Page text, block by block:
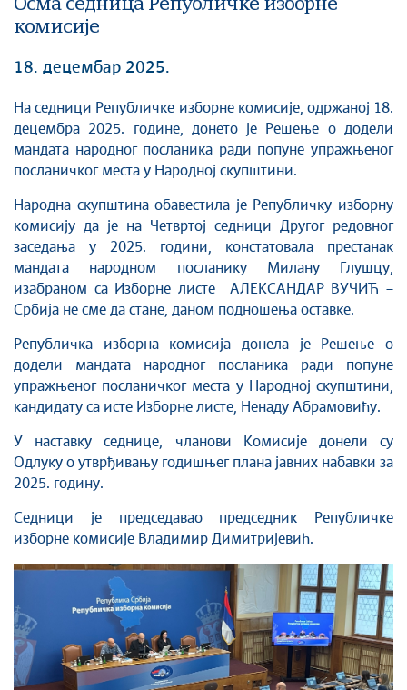
Осма седница Републичке изборне
комисије
18. децембар 2025.
На седници Републичке изборне комисије, одржаној 18.
децембра 2025. године, донето је Решење о додели
мандата народног посланика ради попуне упражњеног
посланичког места у Народној скупштини.
Народна скупштина обавестила је Републичку изборну
комисију да је на Четвртој седници Другог редовног
заседања у 2025. години, констатовала престанак
мандата народном посланику Милану Глушцу,
изабраном са Изборне листе АЛЕКСАНДАР ВУЧИЋ –
Србија не сме да стане, даном подношења оставке.
Републичка изборна комисија донела је Решење о
додели мандата народног посланика ради попуне
упражњеног посланичког места у Народној скупштини,
кандидату са исте Изборне листе, Ненаду Абрамовићу.
У наставку седнице, чланови Комисије донели су
Одлуку о утврђивању годишњег плана јавних набавки за
2025. годину.
Седници је председавао председник Републичке
изборне комисије Владимир Димитријевић.